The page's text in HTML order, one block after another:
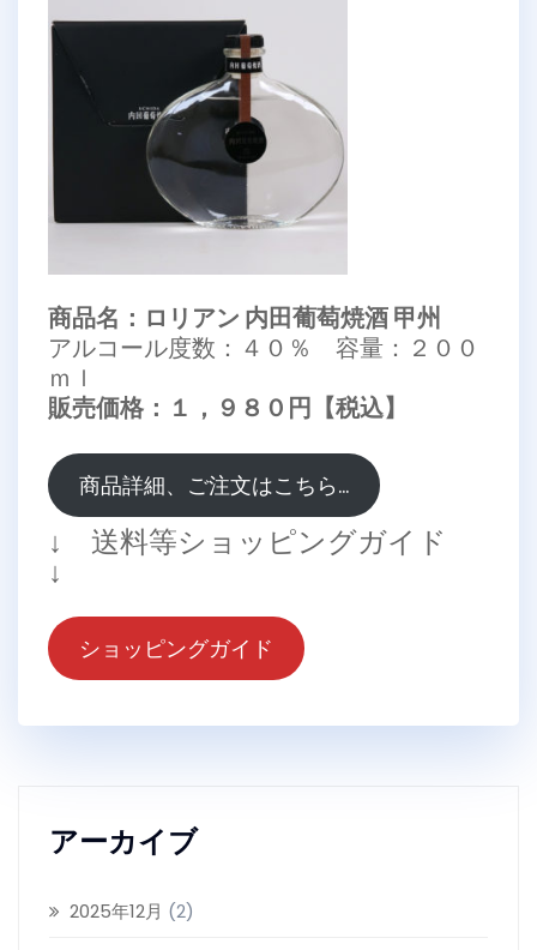
商品名：ロリアン 内田葡萄焼酒 甲州
アルコール度数：４０％ 容量：２００
ｍｌ
販売価格：１，９８０円【税込】
商品詳細、ご注文はこちら…
↓ 送料等ショッピングガイド
↓
ショッピングガイド
アーカイブ
2025年12月 (2)